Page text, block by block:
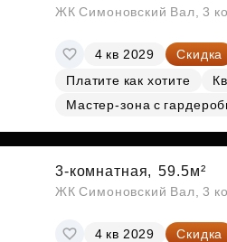
ЖК Симоновский Вал, 3
4 кв 2029 Скидка
Платите как хотите
Мастер-зона с
3-комнатная, 59.5м²
ЖК Симоновский Вал, 3
4 кв 2029 Скидка